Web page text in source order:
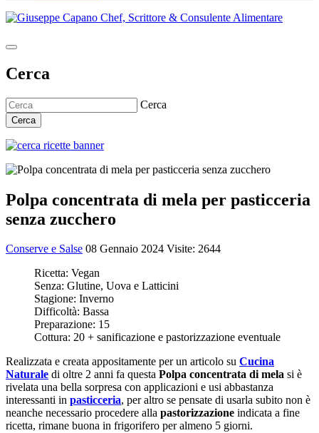
Cerca
Cerca
Cerca
Polpa concentrata di mela per pasticceria
senza zucchero
Conserve e Salse 08 Gennaio 2024 Visite: 2644
Ricetta: Vegan
Senza: Glutine, Uova e Latticini
Stagione: Inverno
Difficoltà: Bassa
Preparazione: 15
Cottura: 20 + sanificazione e pastorizzazione eventuale
Realizzata e creata appositamente per un articolo su Cucina
Naturale di oltre 2 anni fa questa Polpa concentrata di mela si è
rivelata una bella sorpresa con applicazioni e usi abbastanza
interessanti in pasticceria, per altro se pensate di usarla subito non è
neanche necessario procedere alla pastorizzazione indicata a fine
ricetta, rimane buona in frigorifero per almeno 5 giorni.